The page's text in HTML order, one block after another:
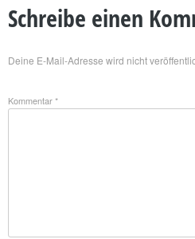
Schreibe einen
Deine E-Mail-Adresse wird nicht
Kommentar*